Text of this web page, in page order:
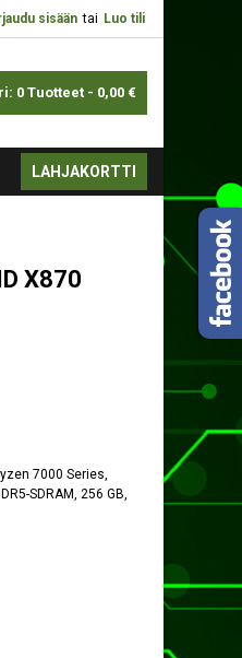
sisään tai Luo tili
0 Tuotteet - 0,00 €
LAHJAKORTTI
X870
7000 Series,
SDRAM, 256 GB,